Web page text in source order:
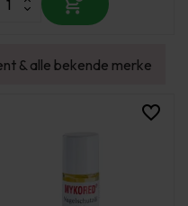
bekende merken